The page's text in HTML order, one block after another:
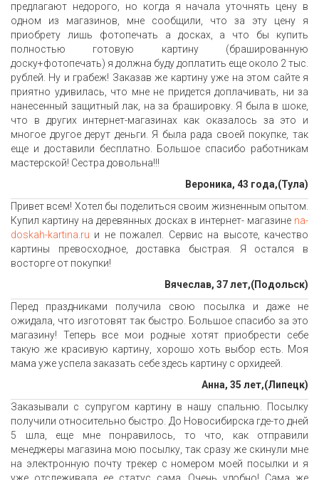
предлагают недорого, но когда я начала уточнять цену в
одном из магазинов, мне сообщили, что за эту цену я
приобрету лишь фотопечать а досках, а что бы купить
полностью готовую картину (брашированную
доску+фотопечать) я должна буду доплатить еще около 2 тыс.
рублей. Ну и грабеж! Заказав же картину уже на этом сайте я
приятно удивилась, что мне не придется доплачивать, ни за
нанесенный защитный лак, на за брашировку. Я была в шоке,
что в других интернет-магазинах как оказалось за это и
многое другое дерут деньги. Я была рада своей покупке, так
еще и доставили бесплатно. Большое спасибо работникам
мастерской! Сестра довольна!!!
Вероника, 43 года,(Тула)
Привет всем! Хотел бы поделиться своим жизненным опытом.
Купил картину на деревянных досках в интернет- магазине na-
doskah-kartina.ru и не пожалел. Сервис на высоте, качество
картины превосходное, доставка быстрая. Я остался в
восторге от покупки!
Вячеслав, 37 лет,(Подольск)
Перед праздниками получила свою посылка и даже не
ожидала, что изготовят так быстро. Большое спасибо за это
магазину! Теперь все мои родные хотят приобрести себе
такую же красивую картину, хорошо хоть выбор есть. Моя
мама уже успела заказать себе здесь картину с орхидеей.
Анна, 35 лет,(Липецк)
Заказывали с супругом картину в нашу спальню. Посылку
получили относительно быстро. До Новосибирска где-то дней
5 шла, еще мне понравилось, то что, как отправили
менеджеры магазина мою посылку, так сразу же скинули мне
на электронную почту трекер с номером моей посылки и я